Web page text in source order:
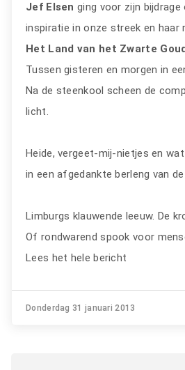
Jef Elsen ging voor zijn bijdrage
inspiratie in onze streek en haar
Het Land van het Zwarte
Tussen gisteren en morgen in
Na de steenkool scheen de
licht.
Heide, vergeet-mij-nietjes en
in een afgedankte berleng van
Limburgs klauwende leeuw. De
Of rondwarend spook voor
Lees het hele bericht
Donderdag 31 januari 2013